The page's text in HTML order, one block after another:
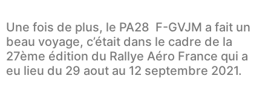
Une fois de plus, le PA28 F-GVJM a fait un
beau voyage, c’était dans le cadre de la
27ème édition du Rallye Aéro France qui a
eu lieu du 29 aout au 12 septembre 2021.